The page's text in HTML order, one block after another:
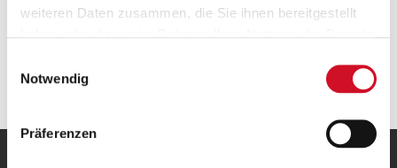
weiteren Daten zusammen, die Sie ihnen bereitgestellt
Notwendig
Präferenzen